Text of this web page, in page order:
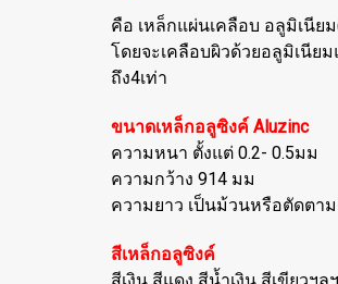
คือ เหล็กแผ่นเคลือบ อลูมิเนีย
โดยจะเคลือบผิวด้วยอลูมิเนีย
ถึง4เท่า
ขนาดเหล็กอลูซิงค์ Aluzinc
ความหนา ตั้งแต่ 0.2- 0.5มม
ความกว้าง 914 มม
ความยาว เป็นม้วนหรือตัดตา
สีเหล็กอลูซิงค์
สีเงิน สีแดง สีน้ำเงิน สีเขียวฯลฯ